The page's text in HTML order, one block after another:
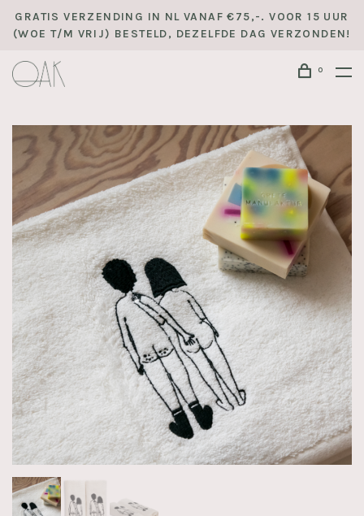
GRATIS VERZENDING IN NL VANAF €75,-. VOOR 15 UUR
(WOE T/M VRIJ) BESTELD, DEZELFDE DAG VERZONDEN!
0